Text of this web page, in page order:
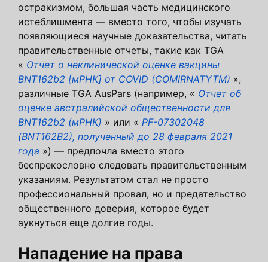
остракизмом, большая часть медицинского
истеблишмента — вместо того, чтобы изучать
появляющиеся научные доказательства, читать
правительственные отчеты, такие как TGA
« Отчет о неклинической оценке вакцины
BNT162b2 [мРНК] от COVID (COMIRNATYTM) »,
различные TGA AusPars (например, « Отчет об
оценке австралийской общественности для
BNT162b2 (мРНК) » или « PF-07302048
(BNT162B2), полученный до 28 февраля 2021
года ») — предпочла вместо этого
беспрекословно следовать правительственным
указаниям. Результатом стал не просто
профессиональный провал, но и предательство
общественного доверия, которое будет
аукнуться еще долгие годы.
Нападение на права